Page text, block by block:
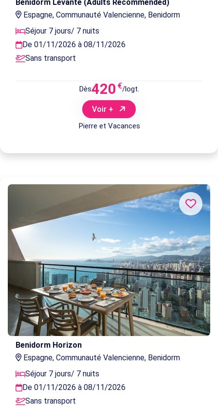
Benidorm Levante (Adults Recommended)
Espagne, Communauté Valencienne, Benidorm
Séjour 7 jours/ 7 nuits
De 01/11/2026 à 08/11/2026
Sans transport
Dès420 €/logt.
Voir +
Pierre et Vacances
Benidorm Horizon
Espagne, Communauté Valencienne, Benidorm
Séjour 7 jours/ 7 nuits
De 01/11/2026 à 08/11/2026
Sans transport